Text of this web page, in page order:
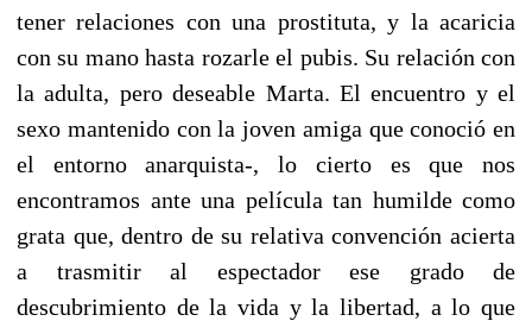
tener relaciones con una prostituta, y la acaricia
con su mano hasta rozarle el pubis. Su relación con
la adulta, pero deseable Marta. El encuentro y el
sexo mantenido con la joven amiga que conoció en
el entorno anarquista-, lo cierto es que nos
encontramos ante una película tan humilde como
grata que, dentro de su relativa convención acierta
a trasmitir al espectador ese grado de
descubrimiento de la vida y la libertad, a lo que